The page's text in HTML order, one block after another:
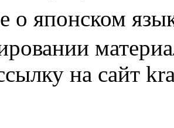
о японском
на сайт